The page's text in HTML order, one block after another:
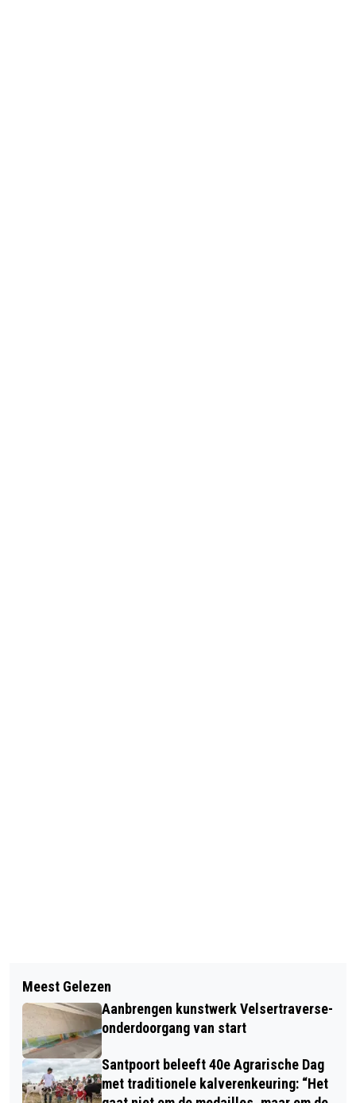
BEVERWIJK VOELT ZICH OVERVALLEN
DOOR WERKZAAMHEDEN
VELSERTRAVERSE
HERDENKING BIJ INDIË MONUMENT
BEVERWIJK
Meest Gelezen
Aanbrengen kunstwerk Velsertraverse-
onderdoorgang van start
Santpoort beleeft 40e Agrarische Dag
met traditionele kalverenkeuring: “Het